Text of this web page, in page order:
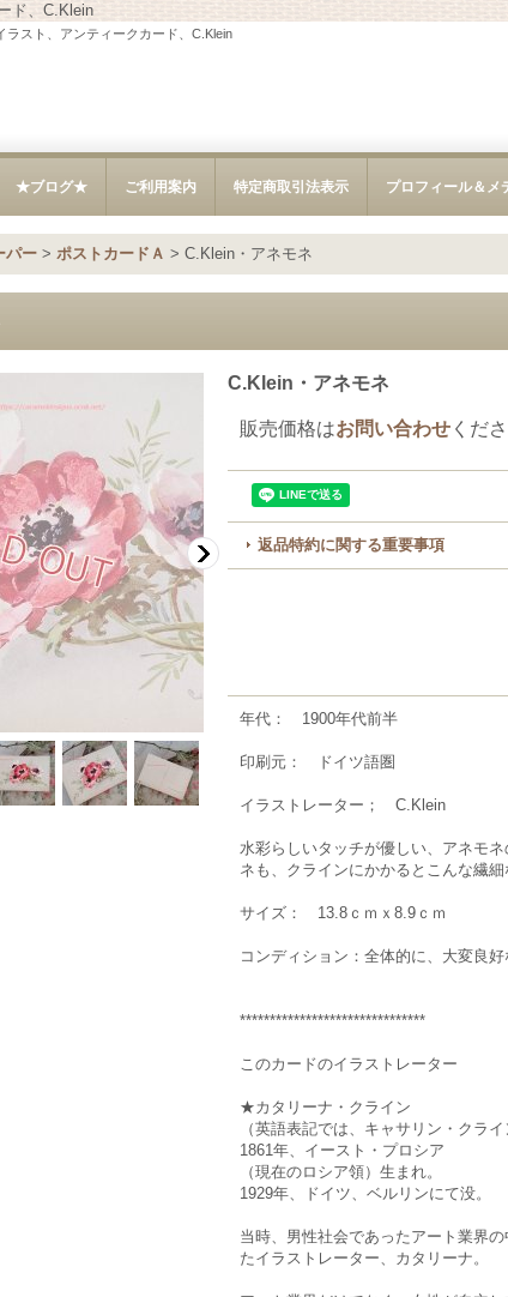
ド、C.Klein
ラスト、アンティークカード、C.Klein
★ブログ★ ご利用案内 特定商取引法表示 プロフィール＆メ
パー > ポストカードＡ > C.Klein・アネモネ
C.Klein・アネモネ
販売価格はお問い合わせ くださ
返品特約に関する重要事項
年代： 1900年代前半
印刷元： ドイツ語圏
イラストレーター； C.Klein
水彩らしいタッチが優しい、アネモ
ネも、クラインにかかるとこんな繊
サイズ： 13.8ｃｍｘ8.9ｃｍ
コンディション：全体的に、大変良
*******************************
このカードのイラストレーター
★カタリーナ・クライン
（英語表記では、キャサリン・クライ
1861年、イースト・プロシア
（現在のロシア領）生まれ。
1929年、ドイツ、ベルリンにて没。
当時、男性社会であったアート業界
たイラストレーター、カタリーナ。